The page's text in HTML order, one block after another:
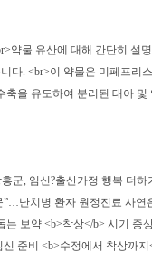
물 유산에 대해 간단히 설
. <br>이 약물은 미페프
유도하여 분리된 태아
, 임신?출산가정 행복 더
난치병 환자 원정진료 사
보약 <b>착상</b> 시기
준비 <b>수정에서 착상